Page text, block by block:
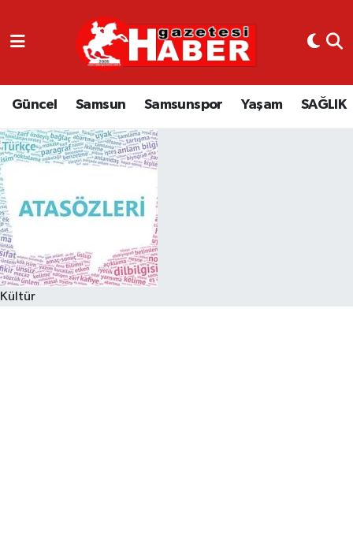
Güncel Samsun Samsunspor Yaşam SAĞLIK
Kültür
GÜNCEL
SAMSUN
SAMSUNSPOR
YAŞAM